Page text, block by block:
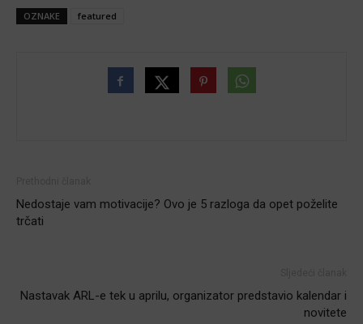
OZNAKE featured
Nedostaje vam motivacije? Ovo je 5 razloga da opet poželite
trčati
Nastavak ARL-e tek u aprilu, organizator predstavio kalendar i
novitete